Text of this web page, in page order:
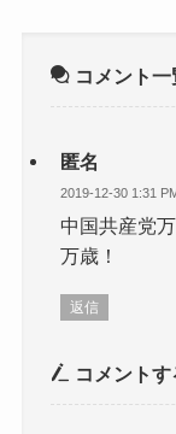
コメント一
匿名
2019-12-30 1:31
中国共産党
万歳！
返信
コメントす